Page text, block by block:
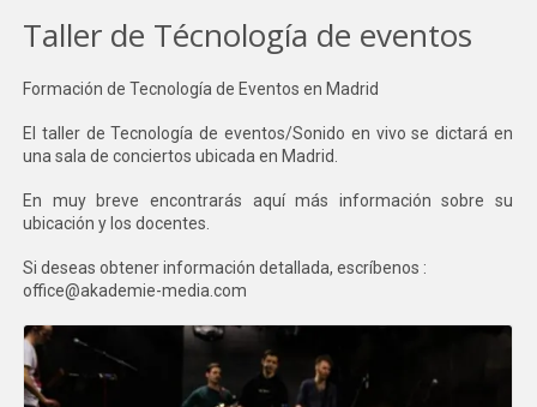
Taller de Técnología de eventos
Formación de Tecnología de Eventos en Madrid
El taller de Tecnología de eventos/Sonido en vivo se dictará en
una sala de conciertos ubicada en Madrid.
En muy breve encontrarás aquí más información sobre su
ubicación y los docentes.
Si deseas obtener información detallada, escríbenos :
office@akademie-media.com